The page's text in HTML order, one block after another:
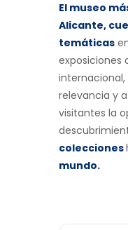
El museo
Alicante,
temáticas
exposiciones
relevancia y
visitantes la
colecciones
mundo.